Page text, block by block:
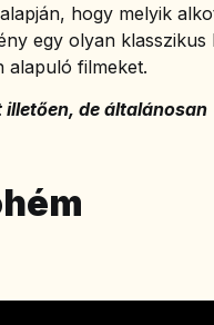
hogy melyik
egy olyan klasszikus
alapuló filmeket.
illetően, de általánosan